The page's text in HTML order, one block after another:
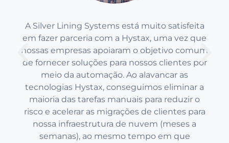
A Silver Lining Systems está muito satisfeita
em fazer parceria com a Hystax, uma vez que
nossas empresas apoiaram o objetivo comum
de fornecer soluções para nossos clientes por
meio da automação. Ao alavancar as
tecnologias Hystax, conseguimos eliminar a
maioria das tarefas manuais para reduzir o
risco e acelerar as migrações de clientes para
nossa infraestrutura de nuvem (meses a
semanas), ao mesmo tempo em que